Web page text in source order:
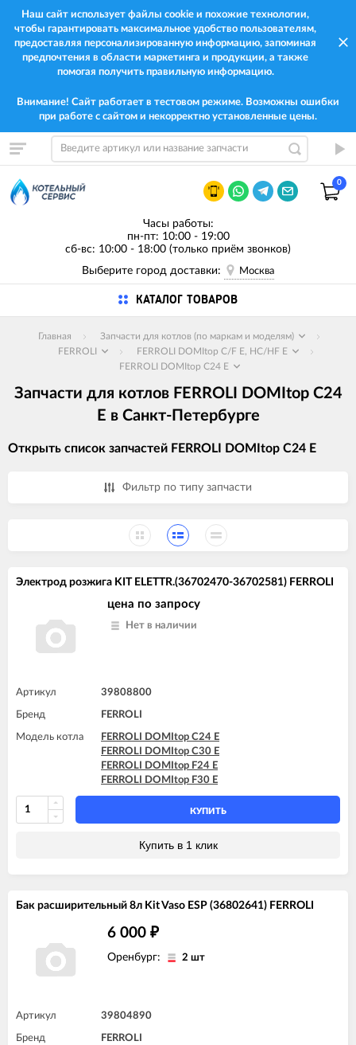
Наш сайт использует файлы cookie и похожие технологии,
чтобы гарантировать максимальное удобство пользователям,
предоставляя персонализированную информацию, запоминая
предпочтения в области маркетинга и продукции, а также
помогая получить правильную информацию.
Внимание! Сайт работает в тестовом режиме. Возможны ошибки
при работе с сайтом и некорректно установленные цены.
0
Часы работы:
пн-пт: 10:00 - 19:00
сб-вс: 10:00 - 18:00 (только приём звонков)
Выберите город доставки:
Москва
КАТАЛОГ ТОВАРОВ
Главная
Запчасти для котлов (по маркам и моделям)
FERROLI
FERROLI DOMItop C/F E, HC/HF E
FERROLI DOMItop C24 E
Запчасти для котлов FERROLI DOMItop C24
E в Санкт-Петербурге
Открыть список запчастей FERROLI DOMItop C24 E
Фильтр по типу запчасти
Электрод розжига KIT ELETTR.(36702470-36702581) FERROLI
цена по запросу
Нет в наличии
Артикул 39808800
Бренд FERROLI
Модель котла
FERROLI DOMItop C24 E
FERROLI DOMItop C30 E
FERROLI DOMItop F24 E
FERROLI DOMItop F30 E
КУПИТЬ
Купить в 1 клик
Бак расширительный 8л Kit Vaso ESP (36802641) FERROLI
6 000 ₽
Оренбург: 2 шт
Артикул 39804890
Бренд FERROLI